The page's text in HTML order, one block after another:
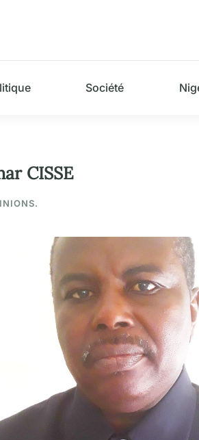
Société
CISSE